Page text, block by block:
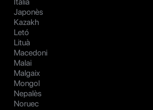
Japonès
Kazakh
Letó
Lituà
Macedoni
Malai
Malgaix
Mongol
Nepalès
Noruec